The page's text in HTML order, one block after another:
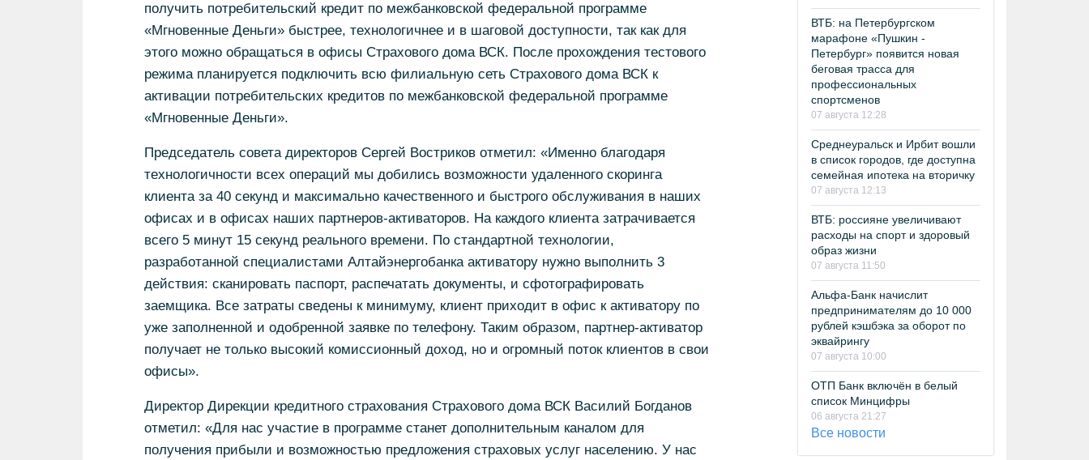
получить потребительский кредит по межбанковской федеральной программе
«Мгновенные Деньги» быстрее, технологичнее и в шаговой доступности, так как для
этого можно обращаться в офисы Страхового дома ВСК. После прохождения тестового
режима планируется подключить всю филиальную сеть Страхового дома ВСК к
активации потребительских кредитов по межбанковской федеральной программе
«Мгновенные Деньги».
Председатель совета директоров Сергей Востриков отметил: «Именно благодаря
технологичности всех операций мы добились возможности удаленного скоринга
клиента за 40 секунд и максимально качественного и быстрого обслуживания в наших
офисах и в офисах наших партнеров-активаторов. На каждого клиента затрачивается
всего 5 минут 15 секунд реального времени. По стандартной технологии,
разработанной специалистами Алтайэнергобанка активатору нужно выполнить 3
действия: сканировать паспорт, распечатать документы, и сфотографировать
заемщика. Все затраты сведены к минимуму, клиент приходит в офис к активатору по
уже заполненной и одобренной заявке по телефону. Таким образом, партнер-активатор
получает не только высокий комиссионный доход, но и огромный поток клиентов в свои
офисы».
Директор Дирекции кредитного страхования Страхового дома ВСК Василий Богданов
отметил: «Для нас участие в программе станет дополнительным каналом для
получения прибыли и возможностью предложения страховых услуг населению. У нас
ВТБ: на Петербургском
марафоне «Пушкин -
Петербург» появится новая
беговая трасса для
профессиональных
спортсменов
07 августа 12:28
Среднеуральск и Ирбит вошли
в список городов, где доступна
семейная ипотека на вторичку
07 августа 12:13
ВТБ: россияне увеличивают
расходы на спорт и здоровый
образ жизни
07 августа 11:50
Альфа-Банк начислит
предпринимателям до 10 000
рублей кэшбэка за оборот по
эквайрингу
07 августа 10:00
ОТП Банк включён в белый
список Минцифры
06 августа 21:27
Все новости